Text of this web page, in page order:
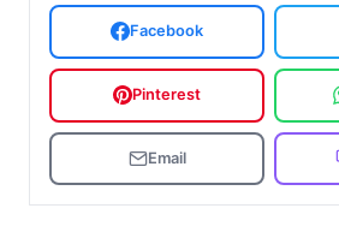
Facebook
Pinterest
Email